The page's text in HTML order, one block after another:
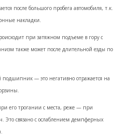
после большого пробега автомобиля, т.к.
накладки.
при затяжном подъеме в гору с
также может после длительной езды по
— это негативно отражается на
его трогании с места, реже — при
Это связано с ослаблением демпферных